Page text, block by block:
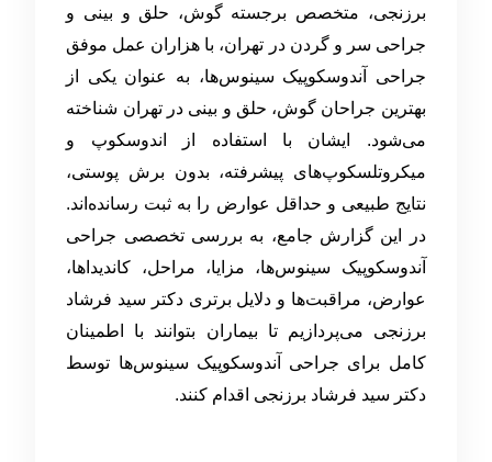
برزنجی، متخصص برجسته گوش، حلق و بینی و
جراحی سر و گردن در تهران، با هزاران عمل موفق
جراحی آندوسکوپیک سینوس‌ها، به عنوان یکی از
بهترین جراحان گوش، حلق و بینی در تهران شناخته
می‌شود. ایشان با استفاده از اندوسکوپ و
میکروتلسکوپ‌های پیشرفته، بدون برش پوستی،
نتایج طبیعی و حداقل عوارض را به ثبت رسانده‌اند.
در این گزارش جامع، به بررسی تخصصی جراحی
آندوسکوپیک سینوس‌ها، مزایا، مراحل، کاندیداها،
عوارض، مراقبت‌ها و دلایل برتری دکتر سید فرشاد
برزنجی می‌پردازیم تا بیماران بتوانند با اطمینان
کامل برای جراحی آندوسکوپیک سینوس‌ها توسط
دکتر سید فرشاد برزنجی اقدام کنند.